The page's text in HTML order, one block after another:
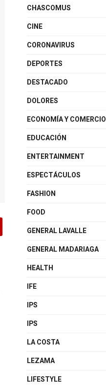
CHASCOMUS
CINE
CORONAVIRUS
DEPORTES
DESTACADO
DOLORES
ECONOMÍA Y COMERCIO
EDUCACIÓN
ENTERTAINMENT
ESPECTÁCULOS
FASHION
FOOD
GENERAL LAVALLE
GENERAL MADARIAGA
HEALTH
IFE
IPS
IPS
LA COSTA
LEZAMA
LIFESTYLE